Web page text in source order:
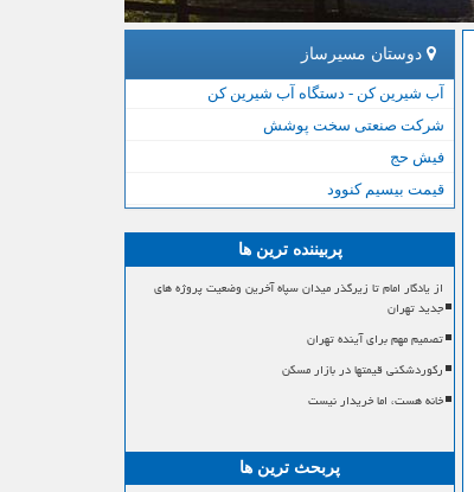
دوستان مسیرساز
آب شیرین کن - دستگاه آب شیرین کن
شرکت صنعتی سخت پوشش
فیش حج
قیمت بیسیم کنوود
پربیننده ترین ها
از یادگار امام تا زیرگذر میدان سپاه آخرین وضعیت پروژه های
جدید تهران
تصمیم مهم برای آینده تهران
رکوردشکنی قیمتها در بازار مسکن
خانه هست، اما خریدار نیست
پربحث ترین ها